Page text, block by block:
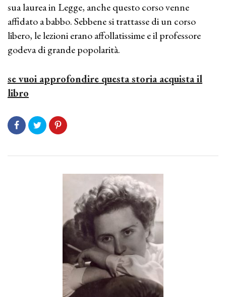
sua laurea in Legge, anche questo corso venne
affidato a babbo. Sebbene si trattasse di un corso
libero, le lezioni erano affollatissime e il professore
godeva di grande popolarità.
se vuoi approfondire questa storia acquista il
libro